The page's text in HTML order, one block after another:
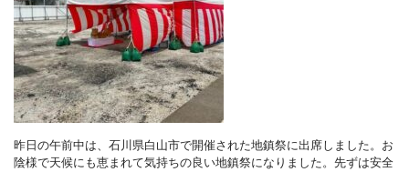
昨日の午前中は、石川県白山市で開催された地鎮祭に出席しました。お
陰様で天候にも恵まれて気持ちの良い地鎮祭になりました。先ずは安全